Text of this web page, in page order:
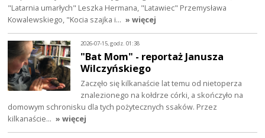
"Latarnia umarłych" Leszka Hermana, "Latawiec" Przemysława
Kowalewskiego, "Kocia szajka i… » więcej
2026-07-15, godz. 01:38
"Bat Mom" - reportaż Janusza
Wilczyńskiego
Zaczęło się kilkanaście lat temu od nietoperza
znalezionego na kołdrze córki, a skończyło na
domowym schronisku dla tych pożytecznych ssaków. Przez
kilkanaście… » więcej